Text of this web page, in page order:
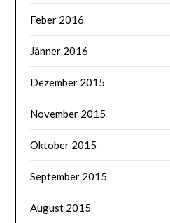
Feber 2016
Jänner 2016
Dezember 2015
November 2015
Oktober 2015
September 2015
August 2015